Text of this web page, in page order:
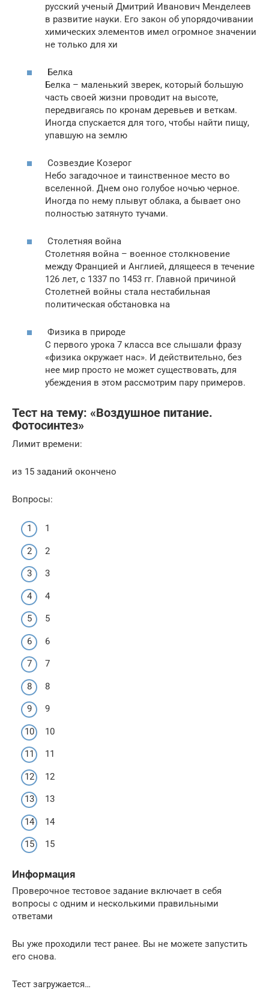
русский ученый Дмитрий Иванович Менделеев
в развитие науки. Его закон об упорядочивании
химических элементов имел огромное значении
не только для хи
Белка
Белка – маленький зверек, который большую
часть своей жизни проводит на высоте,
передвигаясь по кронам деревьев и веткам.
Иногда спускается для того, чтобы найти пищу,
упавшую на землю
Созвездие Козерог
Небо загадочное и таинственное место во
вселенной. Днем оно голубое ночью черное.
Иногда по нему плывут облака, а бывает оно
полностью затянуто тучами.
Столетняя война
Столетняя война – военное столкновение
между Францией и Англией, длящееся в течение
126 лет, с 1337 по 1453 гг. Главной причиной
Столетней войны стала нестабильная
политическая обстановка на
Физика в природе
С первого урока 7 класса все слышали фразу
«физика окружает нас». И действительно, без
нее мир просто не может существовать, для
убеждения в этом рассмотрим пару примеров.
Тест на тему: «Воздушное питание.
Фотосинтез»
Лимит времени:
из 15 заданий окончено
Вопросы:
1
2
3
4
5
6
7
8
9
10
11
12
13
14
15
Информация
Проверочное тестовое задание включает в себя
вопросы с одним и несколькими правильными
ответами
Вы уже проходили тест ранее. Вы не можете запустить
его снова.
Тест загружается…